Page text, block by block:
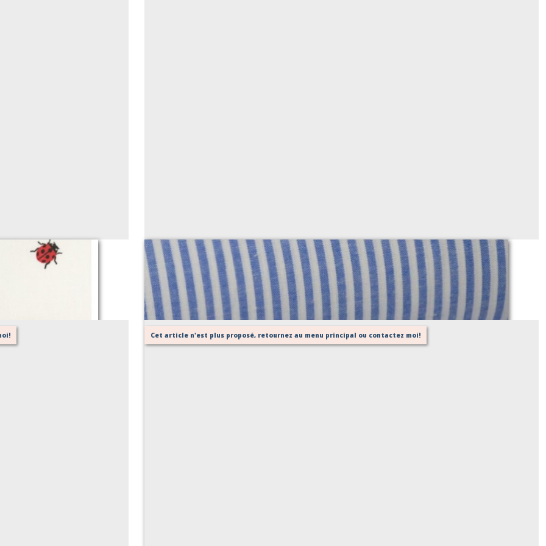
rayures bleu clair
Sur demande
Cet article n'est plus proposé, retournez au menu principal ou contactez moi!